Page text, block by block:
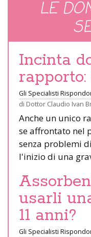
LE
Incinta
Gli Specialisti
di Dottor Claudio Ivan
Anche un unico
se affrontato nel
senza problemi
l'inizio di una
usarli
11 anni?
Gli Specialisti